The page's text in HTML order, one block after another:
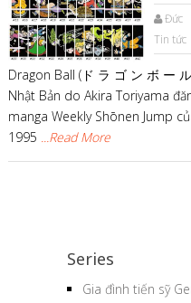
Đức
Tin tức
Dragon Ball (ド ラ ゴ ン ボ ー
Nhật Bản do Akira Toriyama
manga Weekly Shōnen Jump
1995 ...Read More
Series
Gia đình tiến sỹ